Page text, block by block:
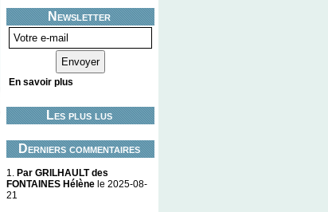
Newsletter
En savoir plus
Les plus lus
Derniers commentaires
1.
Par GRILHAULT des
FONTAINES Hélène le 2025-08-
21